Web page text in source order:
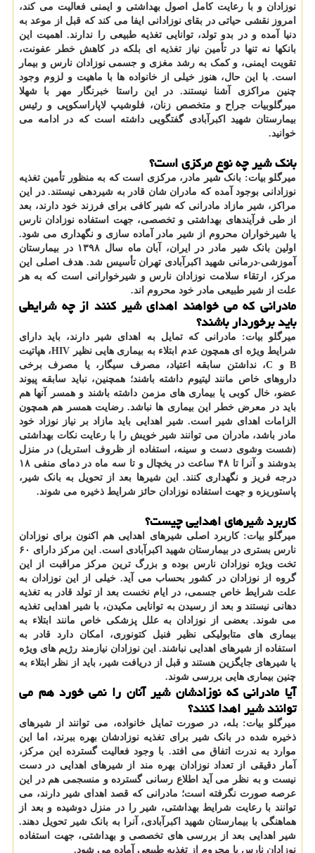
نوزادان و با رعایت کامل اصول بهداشتی و ایمنی فعالیت می کند،
امروز نقشی حیاتی در بقای نوزادانی ایفا می کند که قبل از موعد به
دنیا آمده و در بدو تولد، توانایی تغذیه طبیعی را ندارند. اهمیت این
بانکها نه تنها در تأمین نیاز تغذیه ای بلکه در کاهش خطر عفونت،
تقویت ایمنی، و کمک به رشد مغزی و جسمی نوزادان نارس و بیمار
است. با این حال، هنوز خیلی از خانواده ها با ماهیت و لزوم وجود
چنین مراکزی آشنا نیستند. در این راستا خبرنگار مهر با شهلا
میرگلوبیات جراح و متخصص زنان، فلوشیپ لاپاراسکوپی و رئیس
بیمارستان شهید اکبرآبادی گفتگویی داشته است که در ادامه می
خوانید.
بانک شیر چه نوع مرکزی است؟
میرگلو بیات: بانک شیر مادر، مرکزی است که به منظور تأمین تغذیه
نوزادانی بوجود آمده که مادران شان قادر به شیردهی نیستند. در این
مراکز، شیر مازاد مادرانی که شیر کافی برای فرزند خود دارند، بعد
از طی فرآیندهای بهداشتی و تخصصی، جهت استفاده نوزادان نارس
یا شیرخواران محروم از شیر مادر آماده سازی و نگهداری می شود.
اولین بانک شیر مادر در ایران، آبان ماه سال ۱۳۹۸ در بیمارستان
آموزشی-درمانی شهید اکبرآبادی تهران تأسیس شد. هدف اصلی این
مرکز، ارتقاء سلامت نوزادان نارس و شیرخوارانی است که به هر
علت از شیر طبیعی مادر خود محروم اند.
مادرانی که می خواهند اهدای شیر کنند از چه شرایطی
باید برخوردار باشند؟
میرگلو بیات: مادرانی که تمایل به اهدای شیر دارند، باید دارای
شرایط ویژه ای همچون عدم ابتلاء به بیماری هایی نظیر HIV، هپاتیت
B و C، نداشتن سابقه اعتیاد، مصرف سیگار، یا مصرف برخی
داروهای خاص مانند لیتیوم داشته باشند؛ همچنین، نباید سابقه پیوند
عضو، خال کوبی یا بیماری های مزمن داشته باشند و همسر آنها هم
باید در معرض خطر این بیماری ها نباشد. رضایت همسر هم همچون
الزامات اهدای شیر است. شیر اهدایی باید مازاد بر نیاز نوزاد خود
مادر باشد، مادران می توانند شیر خویش را با رعایت نکات بهداشتی
(شست وشوی دست و سینه، استفاده از ظروف استریل) در منزل
بدوشند و آنرا تا ۴۸ ساعت در یخچال و تا سه ماه در دمای منفی ۱۸
درجه فریز و نگهداری کنند. این شیرها بعد از تحویل به بانک شیر،
پاستوریزه و جهت استفاده نوزادان حائز شرایط ذخیره می شوند.
کاربرد شیرهای اهدایی چیست؟
میرگلو بیات:کاربرد اصلی شیرهای اهدایی هم اکنون برای نوزادان
نارس بستری در بیمارستان شهید اکبرآبادی است. این مرکز دارای ۶۰
تخت ویژه نوزادان نارس بوده و بزرگ ترین مرکز مراقبت از این
گروه از نوزادان در کشور بحساب می آید. خیلی از این نوزادان به
علت شرایط خاص جسمی، در ایام نخست بعد از تولد قادر به تغذیه
دهانی نیستند و بعد از رسیدن به توانایی مکیدن، با شیر اهدایی تغذیه
می شوند. بعضی از نوزادان به علل پزشکی خاص مانند ابتلاء به
بیماری های متابولیکی نظیر فنیل کتونوری، امکان دارد قادر به
استفاده از شیرهای اهدایی نباشند. این نوزادان نیازمند رژیم های ویژه
یا شیرهای جایگزین هستند و قبل از دریافت شیر، باید از نظر ابتلاء به
چنین بیماری هایی بررسی شوند.
آیا مادرانی که نوزادشان شیر آنان را نمی خورد هم می
توانند شیر اهدا کنند؟
میرگلو بیات:بله، در صورت تمایل خانواده، می توانند از شیرهای
ذخیره شده در بانک شیر برای تغذیه نوزادشان بهره ببرند، اما این
موارد به ندرت اتفاق می افتد. با وجود فعالیت گسترده این مرکز،
آمار دقیقی از تعداد نوزادان بهره مند از شیرهای اهدایی در دست
نیست و به نظر می آید اطلاع رسانی گسترده و منسجمی هم در این
عرصه صورت نگرفته است؛ مادرانی که قصد اهدای شیر دارند، می
توانند با رعایت شرایط بهداشتی، شیر را در منزل دوشیده و بعد از
هماهنگی با بیمارستان شهید اکبرآبادی، آنرا به بانک شیر تحویل دهند.
شیر اهدایی بعد از بررسی های تخصصی و بهداشتی، جهت استفاده
نوزادان نارس یا محروم از تغذیه طبیعی آماده می شود.